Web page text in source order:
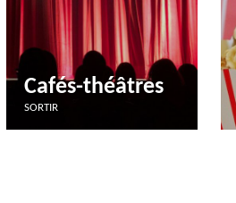
Cafés-théâtres
SORTIR